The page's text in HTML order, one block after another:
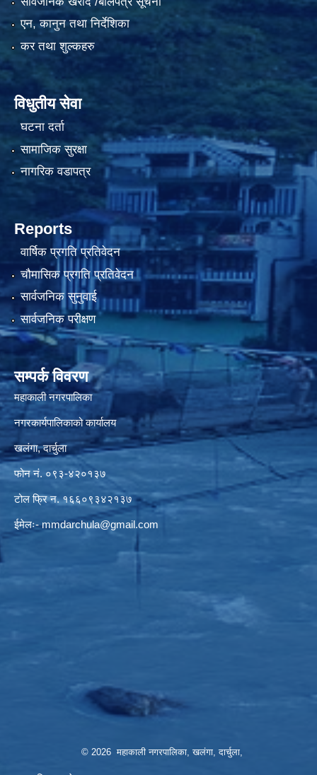
एन, कानुन तथा निर्देशिका
कर तथा शुल्कहरु
विधुतीय सेवा
घटना दर्ता
सामाजिक सुरक्षा
नागरिक वडापत्र
Reports
वार्षिक प्रगति प्रतिवेदन
चौमासिक प्रगति प्रतिवेदन
सार्वजनिक सुनुवाई
सार्वजनिक परीक्षण
सम्पर्क विवरण
महाकाली नगरपालिका
नगरकार्यपालिकाको कार्यालय
खलंगा, दार्चुला
फोन नं. ०९३-४२०१३७
टोल फ्रि न. १६६०९३४२१३७
ईमेलः-mmdarchula@gmail.com
© 2026 महाकाली नगरपालिका, खलंगा, दार्चुला,